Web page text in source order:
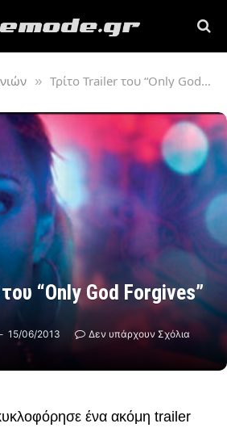
» Τρίτο Trailer του “Only God Forgives”
“Only God Forgives”
15/06/2013 Δεν υπάρχουν Σχόλια
ένα ακόμη trailer